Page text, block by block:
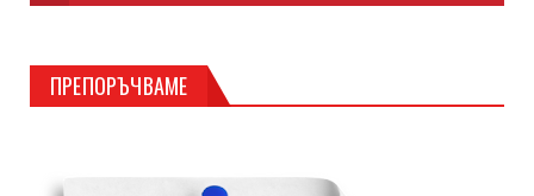
ПРЕПОРЪЧВАМЕ